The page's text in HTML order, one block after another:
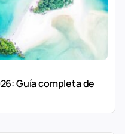
Guía completa de